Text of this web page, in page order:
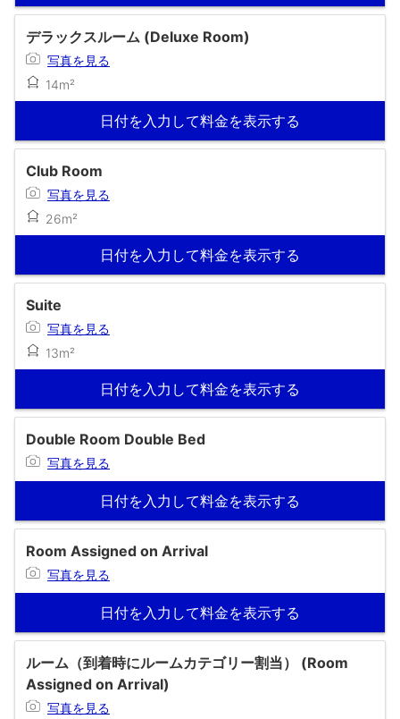
デラックスルーム (Deluxe Room)
写真を見る
14m²
日付を入力して料金を表示する
Club Room
写真を見る
26m²
日付を入力して料金を表示する
Suite
写真を見る
13m²
日付を入力して料金を表示する
Double Room Double Bed
写真を見る
日付を入力して料金を表示する
Room Assigned on Arrival
写真を見る
日付を入力して料金を表示する
ルーム（到着時にルームカテゴリー割当） (Room
Assigned on Arrival)
写真を見る